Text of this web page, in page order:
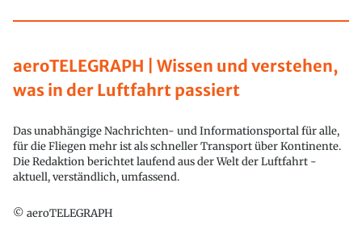
aeroTELEGRAPH | Wissen und verstehen,
was in der Luftfahrt passiert
Das unabhängige Nachrichten- und Informationsportal für alle,
für die Fliegen mehr ist als schneller Transport über Kontinente.
Die Redaktion berichtet laufend aus der Welt der Luftfahrt -
aktuell, verständlich, umfassend.
© aeroTELEGRAPH